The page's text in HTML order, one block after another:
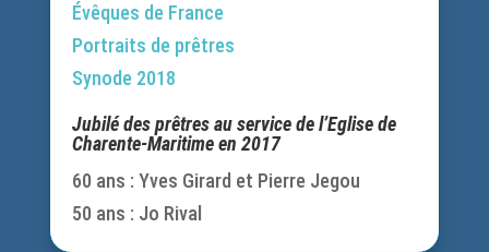
Évêques de France
Portraits de prêtres
Synode 2018
Jubilé des prêtres au service de l’Eglise de
Charente-Maritime en 2017
60 ans : Yves Girard et Pierre Jegou
50 ans : Jo Rival